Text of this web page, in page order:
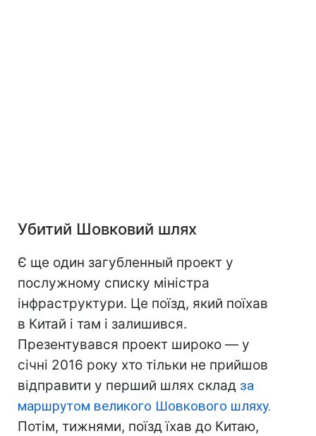
Убитий Шовковий шлях
Є ще один загубленный проект у
послужному списку міністра
інфраструктури. Це поїзд, який поїхав
в Китай і там і залишився.
Презентувався проект широко — у
січні 2016 року хто тільки не прийшов
відправити у перший шлях склад за
маршрутом великого Шовкового шляху.
Потім, тижнями, поїзд їхав до Китаю,